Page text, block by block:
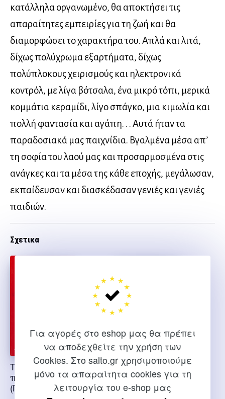
Για αγορές στο eshop μας θα πρέπει
να αποδεχθείτε την χρήση των
Cookies. Στο salto.gr χρησιμοποιούμε
μόνο τα απαραίτητα cookies για τη
λειτουργία του e-shop μας
κατάλληλα οργανωμένο, θα αποκτήσει τις
απαραίτητες εμπειρίες για τη ζωή και θα
διαμορφώσει το χαρακτήρα του. Απλά και λιτά,
δίχως πολύχρωμα εξαρτήματα, δίχως
πολύπλοκους χειρισμούς και ηλεκτρονικά
κοντρόλ, με λίγα βότσαλα, ένα μικρό τόπι, μερικά
κομμάτια κεραμίδι, λίγο σπάγκο, μια κιμωλία και
πολλή φαντασία και αγάπη. . . Αυτά ήταν τα
παραδοσιακά μας παιχνίδια. Βγαλμένα μέσα απ’
τη σοφία του λαού μας και προσαρμοσμένα στις
ανάγκες και τα μέσα της κάθε εποχής, μεγάλωσαν,
εκπαίδευσαν και διασκέδασαν γενιές και γενιές
παιδιών.
Σχετικα
Τα ωραιότερα
παιχνίδια
(Προσφορά)
Ελληνικά
παραδοσιακά
παιχνίδια, τα